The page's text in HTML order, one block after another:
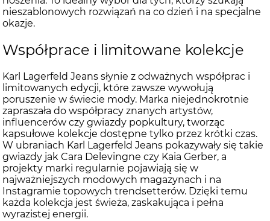
nieszablonowych rozwiązań na co dzień i na specjalne
okazje.
Współprace i limitowane kolekcje
Karl Lagerfeld Jeans słynie z odważnych współprac i
limitowanych edycji, które zawsze wywołują
poruszenie w świecie mody. Marka niejednokrotnie
zapraszała do współpracy znanych artystów,
influencerów czy gwiazdy popkultury, tworząc
kapsułowe kolekcje dostępne tylko przez krótki czas.
W ubraniach Karl Lagerfeld Jeans pokazywały się takie
gwiazdy jak Cara Delevingne czy Kaia Gerber, a
projekty marki regularnie pojawiają się w
najważniejszych modowych magazynach i na
Instagramie topowych trendsetterów. Dzięki temu
każda kolekcja jest świeża, zaskakująca i pełna
wyrazistej energii.